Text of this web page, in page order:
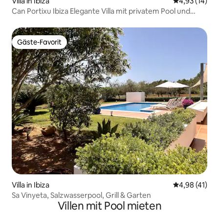
Can Portixu Ibiza Elegante Villa mit privatem Pool und
Gäste-Favorit
Gäste-Favorit
Villa in Ibiza
4,98 (41)
Sa Vinyeta, Salzwasserpool, Grill & Garten
Villen mit Pool mieten